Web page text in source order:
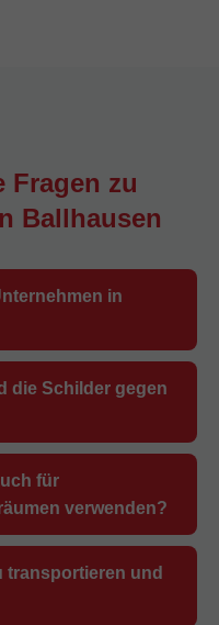
Fragen zu
Ballhausen
in
die Schilder gegen
für
verwenden?
transportieren und